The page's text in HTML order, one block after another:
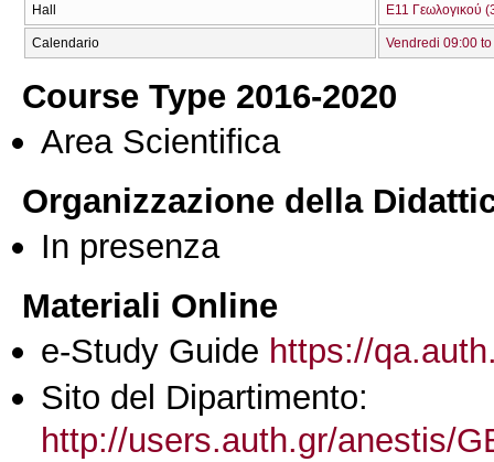
Hall Ε11 Γεωλογικού
Calendario Vendredi 09:00
Course Type 2016-2020
Area Scientifica
Organizzazione della
In presenza
Materiali Online
e-Study Guide https://
Sito del Dipartimento:
http://users.auth.gr/anestis/